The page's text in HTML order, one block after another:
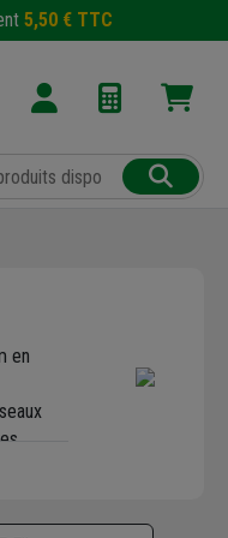
5,50 € TTC
en